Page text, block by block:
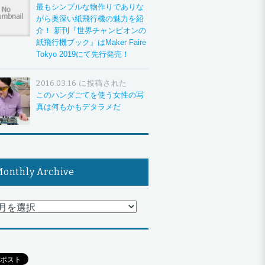
最もシンプルな物作りでありな
がら奥深い紙飛行機の魅力を紹
介！ 新刊『世界チャンピオンの
紙飛行機ブック』はMaker Faire
Tokyo 2019にて先行発売！
2016.03.16 に投稿された
このハンダごてを使う女性の写
真は何もかもデタラメだ
Archive